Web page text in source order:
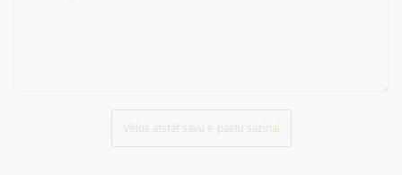
Vēlos atstāt savu e-pastu saziņai